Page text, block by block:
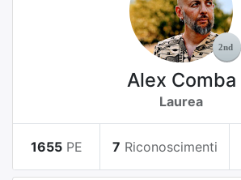
Alex Comba
Laurea
1655 PE 7 Riconoscimenti